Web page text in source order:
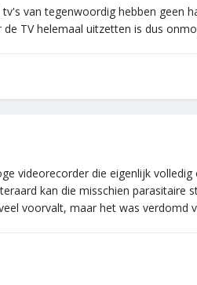
van tegenwoordig hebben geen
TV helemaal uitzetten is dus
videorecorder die eigenlijk
kan die misschien parasitaire
voorvalt, maar het was verdomd